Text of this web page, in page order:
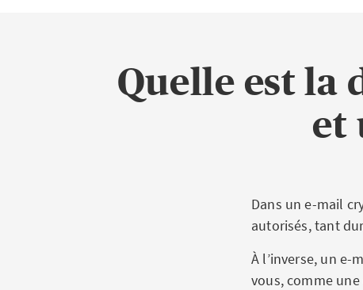
Quelle est la
et
Dans un e-mail
autorisés, tant
À l’inverse, un
vous, comme